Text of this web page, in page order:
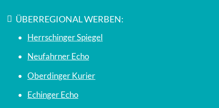
ÜBERREGIONAL WERBEN:
Herrschinger Spiegel
Neufahrner Echo
Oberdinger Kurier
Echinger Echo